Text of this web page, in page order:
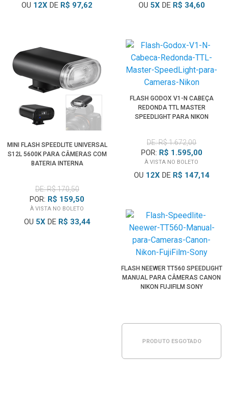
OU 12X DE R$ 97,62 OU 5XDE R$ 34,60
MINI FLASH SPEEDLITE UNIVERSAL
S12L 5600K PARA CÂMERAS COM
BATERIA INTERNA
DE: R$ 170,50
POR: R$ 159,50
À VISTA NO BOLETO
OU 5XDE R$ 33,44
FLASH GODOX V1-N CABEÇA
REDONDA TTL MASTER
SPEEDLIGHT PARA NIKON
DE: R$ 1.672,00
POR: R$ 1.595,00
À VISTA NO BOLETO
OU 12XDE R$ 147,14
FLASH NEEWER TT560 SPEEDLIGHT
MANUAL PARA CÂMERAS CANON
NIKON FUJIFILM SONY
PRODUTO ESGOTADO